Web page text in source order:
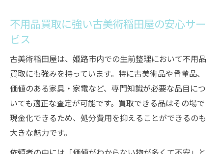
不用品買取に強い古美術稲田屋の安心サー
ビス
古美術稲田屋は、姫路市内での生前整理において不用品
買取にも強みを持っています。特に古美術品や骨董品、
価値のある家具・家電など、専門知識が必要な品目につ
いても適正な査定が可能です。買取できる品はその場で
現金化できるため、処分費用を抑えることができるのも
大きな魅力です。